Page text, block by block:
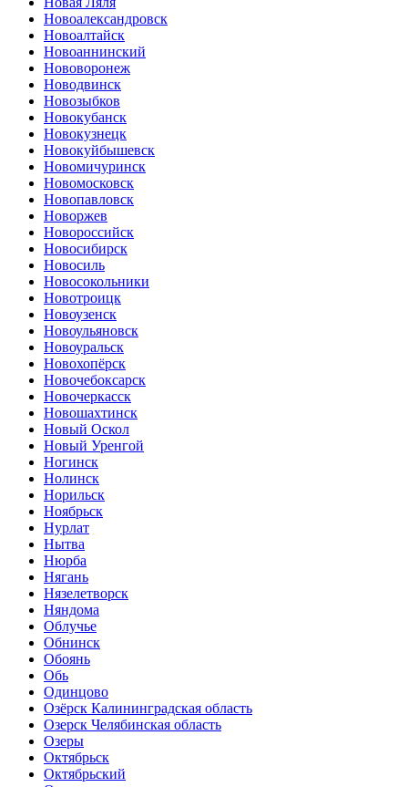
Новоалександровск
Новоалтайск
Новоаннинский
Нововоронеж
Новодвинск
Новозыбков
Новокубанск
Новокузнецк
Новокуйбышевск
Новомичуринск
Новомосковск
Новопавловск
Новоржев
Новороссийск
Новосибирск
Новосиль
Новосокольники
Новотроицк
Новоузенск
Новоульяновск
Новоуральск
Новохопёрск
Новочебоксарск
Новочеркасск
Новошахтинск
Новый Оскол
Новый Уренгой
Ногинск
Нолинск
Норильск
Ноябрьск
Нурлат
Нытва
Нюрба
Нягань
Нязелетворск
Няндома
Облучье
Обнинск
Обоянь
Обь
Одинцово
Озёрск Калининградская область
Озерск Челябинская область
Озеры
Октябрьск
Октябрьский